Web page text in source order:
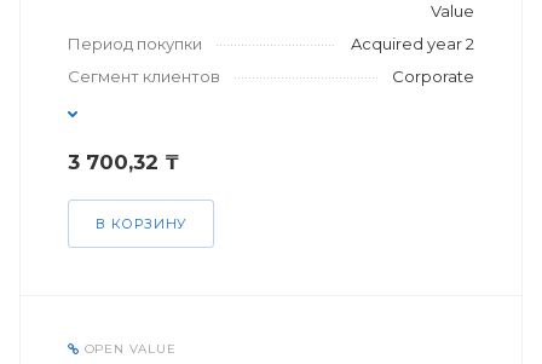
Value
Период покупки
Acquired year 2
Сегмент клиентов
Corporate
3 700,32 ₸
В КОРЗИНУ
OPEN VALUE